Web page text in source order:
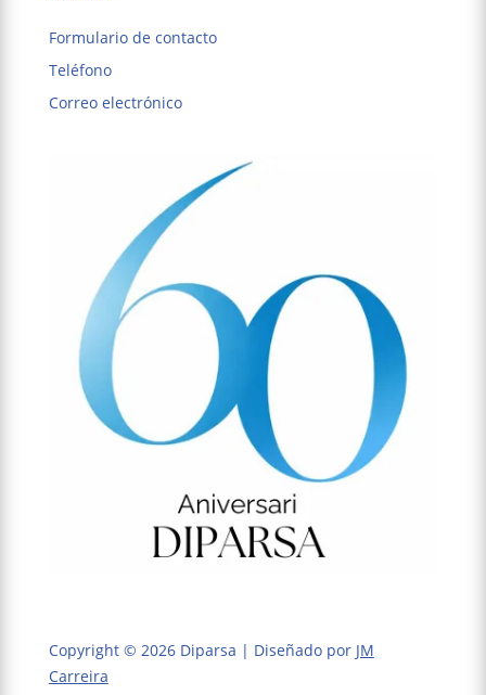
Formulario de contacto
Teléfono
Correo electrónico
Copyright © 2026 Diparsa | Diseñado por JM
Carreira